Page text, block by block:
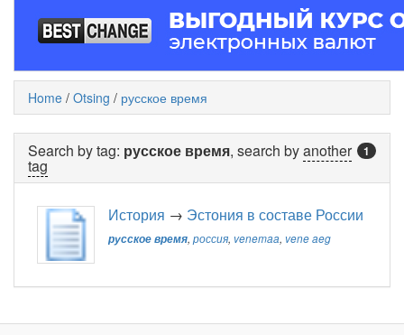
Home / Otsing / русское время
1
Search by tag: русское время, search byanother
tag
История → Эстония в составе России
русское время, россия, venemaa, vene aeg